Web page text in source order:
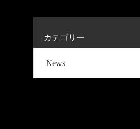
カテゴリー
News